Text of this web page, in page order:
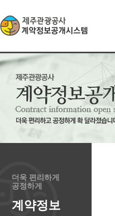
더욱 편리하게
공정하게
계약정보